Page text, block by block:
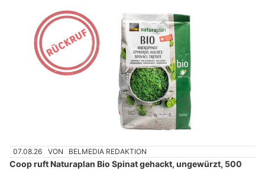
07.08.26 VON BELMEDIA REDAKTION
Coop ruft Naturaplan Bio Spinat gehackt, ungewürzt, 500